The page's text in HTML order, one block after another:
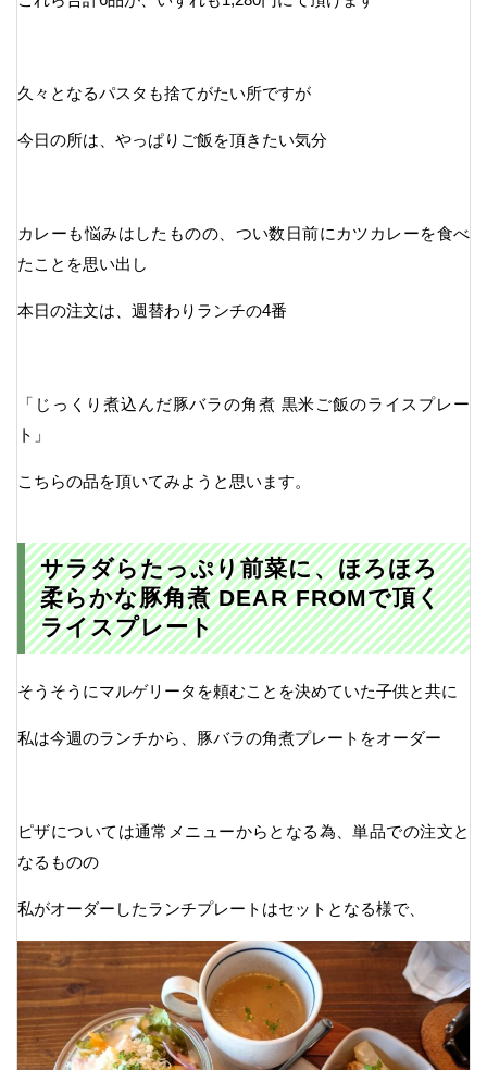
久々となるパスタも捨てがたい所ですが
今日の所は、やっぱりご飯を頂きたい気分
カレーも悩みはしたものの、つい数日前にカツカレーを食べ
たことを思い出し
本日の注文は、週替わりランチの4番
「じっくり煮込んだ豚バラの角煮 黒米ご飯のライスプレー
ト」
こちらの品を頂いてみようと思います。
サラダらたっぷり前菜に、ほろほろ
柔らかな豚角煮 DEAR FROMで頂く
ライスプレート
そうそうにマルゲリータを頼むことを決めていた子供と共に
私は今週のランチから、豚バラの角煮プレートをオーダー
ピザについては通常メニューからとなる為、単品での注文と
なるものの
私がオーダーしたランチプレートはセットとなる様で、